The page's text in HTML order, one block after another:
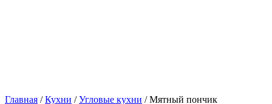
Главная /Кухни /Угловые кухни / Мятный пончик